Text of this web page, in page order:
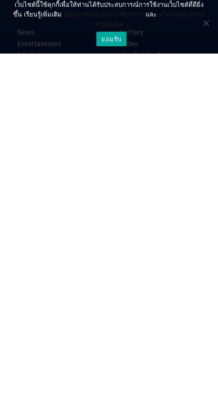
News
Entertainment
Lifestyle
Lottery
Video
ร่วมด้วยช่วยกัน
เว็บไซต์นี้ใช้คุกกี้เพื่อให้ท่านได้รับประสบการณ์การใช้งานเว็บไซต์ที่ดียิ่ง
ขึ้น เรียนรู้เพิ่มเติม เงื่อนไขข้อตกลงการใช้บริการ และ นโยบายคุ้มครอง
ส่วนบุคคล
ยอมรับ